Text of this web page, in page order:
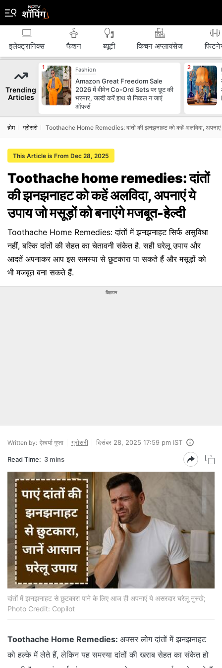
इलेक्ट्रानिक्स फैशन ब्‍यूटी किचन अप्लायंसेज
Trending
Articles
Fashion
Amazon Great Freedom Sale
2026 में वीमेन Co-Ord Sets पर छूट की
भरमार, जल्दी करें हाथ से निकल न जाएं
ऑफर्स
होम ग्रोसरी Toothache Home Remedies: दांतों की झनझनाहट को कहें अलविदा, अपनाएं
This Article is From Dec 28, 2025
Toothache home remedies: दांतों
की झनझनाहट को कहें अलविदा, अपनाएं ये
उपाय जो मसूड़ों को बनाएंगे मजबूत-हेल्‍दी
Toothache Home Remedies: दांतों में झनझनाहट सिर्फ असुविधा
नहीं, बल्कि दांतों की सेहत का चेतावनी संकेत है. सही घरेलू उपाय और
आदतें अपनाकर आप इस समस्या से छुटकारा पा सकते हैं और मसूड़ों को
भी मजबूत बना सकते हैं.
विज्ञापन
Written by: ऐश्वर्या गुप्ता ग्रोसरी दिसंबर 28, 2025 17:59 pm IST
Read Time: 3 mins
दांतों में झनझनाहट से छुटकारा पाने के लिए आज ही अपनाएं ये असरदार घरेलू नुस्खे;
Photo Credit: Copilot
Toothache Home Remedies: अक्सर लोग दांतों में झनझनाहट
को हल्के में लेते हैं, लेकिन यह समस्या दांतों की खराब सेहत का संकेत हो